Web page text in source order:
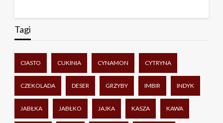
Tagi
CIASTO CUKINIA CYNAMON CYTRYNA
CZEKOLADA DESER GRZYBY IMBIR INDYK
JABŁKA JABŁKO JAJKA KASZA KAWA